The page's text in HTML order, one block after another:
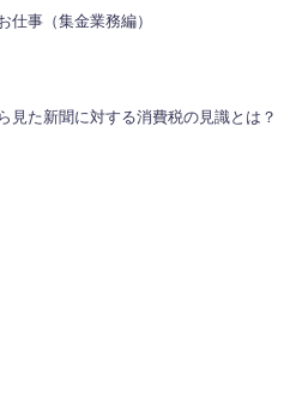
仕事（集金業務編）
見た新聞に対する消費税の見識とは？